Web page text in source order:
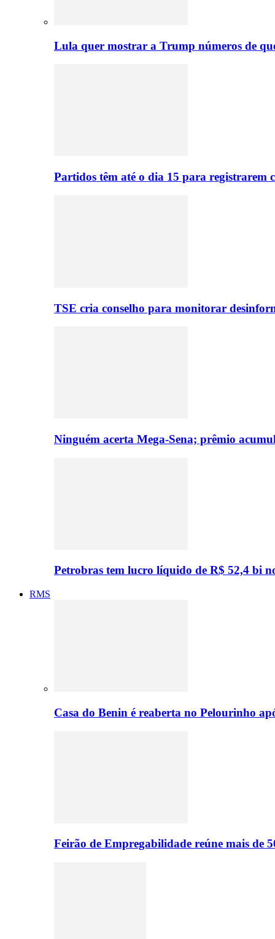
Lula quer mostrar a Trump números de
Partidos têm até o dia 15 para registrarem
TSE cria conselho para monitorar
Ninguém acerta Mega-Sena; prêmio
Petrobras tem lucro líquido de R$ 52,4 bi
RMS
Casa do Benin é reaberta no Pelourinho
Feirão de Empregabilidade reúne mais de